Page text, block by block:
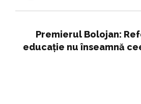
Premierul Bolojan:
educaţie nu înseamnă